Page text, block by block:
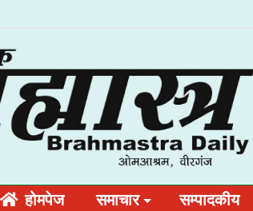
होमपेज समाचार सम्पादकीय